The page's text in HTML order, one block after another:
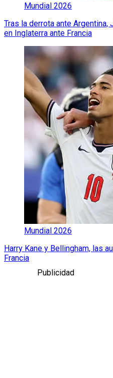
Mundial 2026
Tras la derrota ante
en Inglaterra ante Francia
Mundial 2026
Harry Kane y Bellingham, las
Francia
Publicidad